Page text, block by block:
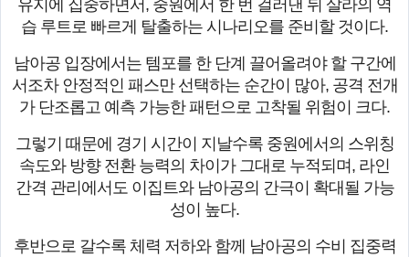
유지에 집중하면서, 중원에서 한 번 걸러낸 뒤 살라의 역
습 루트로 빠르게 탈출하는 시나리오를 준비할 것이다.
남아공 입장에서는 템포를 한 단계 끌어올려야 할 구간에
서조차 안정적인 패스만 선택하는 순간이 많아, 공격 전개
가 단조롭고 예측 가능한 패턴으로 고착될 위험이 크다.
그렇기 때문에 경기 시간이 지날수록 중원에서의 스위칭
속도와 방향 전환 능력의 차이가 그대로 누적되며, 라인
간격 관리에서도 이집트와 남아공의 간극이 확대될 가능
성이 높다.
후반으로 갈수록 체력 저하와 함께 남아공의 수비 집중력